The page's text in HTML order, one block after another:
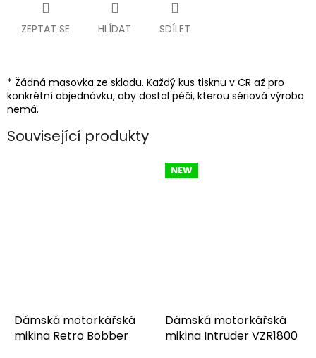
ZEPTAT SE HLÍDAT SDÍLET
* Žádná masovka ze skladu. Každý kus tisknu v ČR až pro
konkrétní objednávku, aby dostal péči, kterou sériová výroba
nemá.
Související produkty
Dámská motorkářská
mikina Retro Bobber
NEW
Dámská motorkářská
mikina Intruder VZR1800